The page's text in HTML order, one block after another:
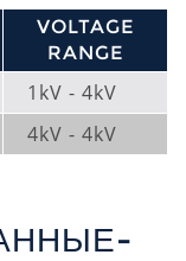
VOLTAGE
RANGE
1kV - 4kV
4kV - 4kV